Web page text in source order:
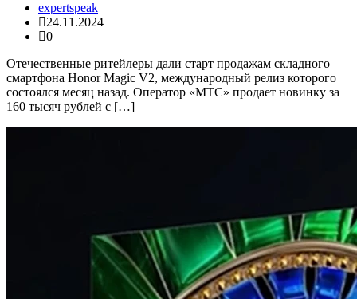
expertspeak
24.11.2024
0
Отечественные ритейлеры дали старт продажам складного
смартфона Honor Magic V2, международный релиз которого
состоялся месяц назад. Оператор «МТС» продает новинку за
160 тысяч рублей с […]